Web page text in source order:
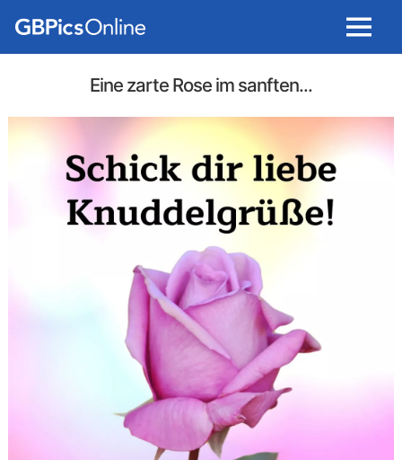
Menu
Eine zarte Rose im sanften...